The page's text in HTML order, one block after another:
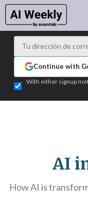
Continue with
With either signup
AI
How AI is